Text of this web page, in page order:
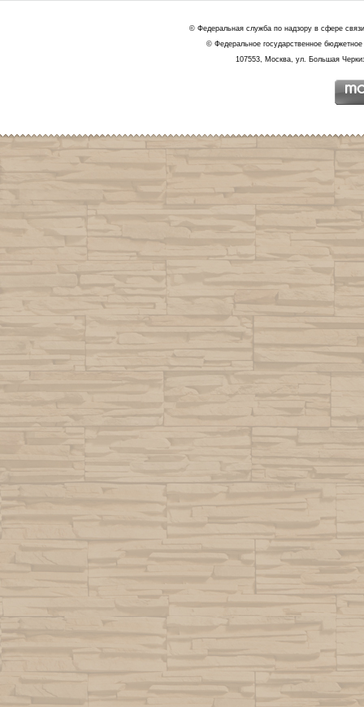
© Федеральная служба по надзору в сфере
© Федеральное государственное
107553, Москва, ул. Большая